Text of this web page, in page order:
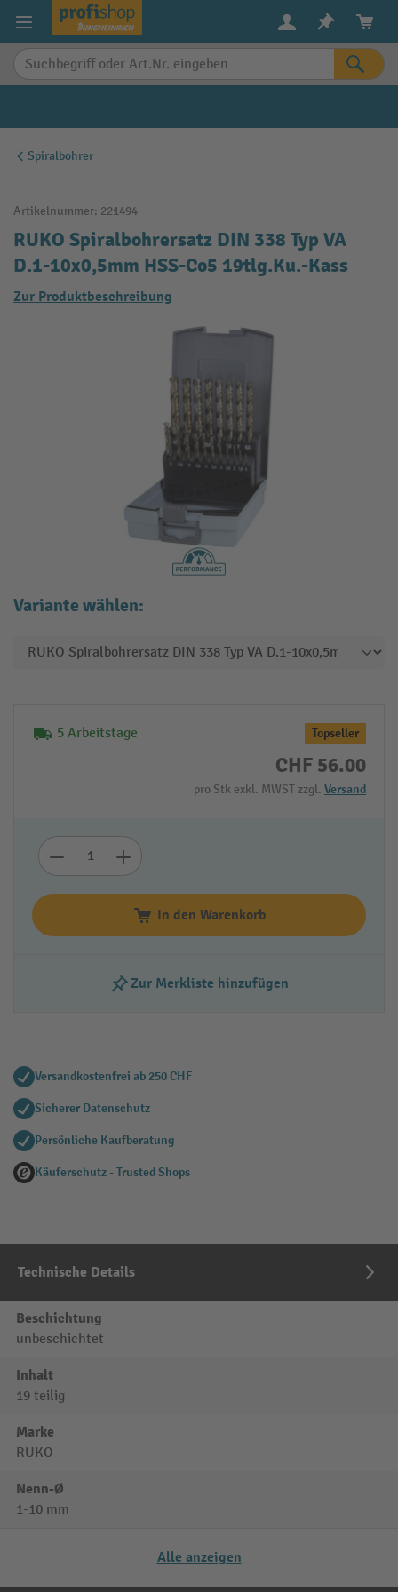
springen
Spiralbohrer
Artikelnummer: 221494
RUKO Spiralbohrersatz DIN 338 Typ VA
D.1-10x0,5mm HSS-Co5 19tlg.Ku.-Kass
Zur Produktbeschreibung
Variante wählen:
5 Arbeitstage Topseller
CHF 56.00
pro Stk exkl. MWST zzgl. Versand
In den Warenkorb
Zur Merkliste hinzufügen
Versandkostenfrei ab 250 CHF
Sicherer Datenschutz
Persönliche Kaufberatung
Käuferschutz - Trusted Shops
Technische Details
Beschichtung
unbeschichtet
Inhalt
19 teilig
Marke
RUKO
Nenn-Ø
1-10 mm
Alle anzeigen